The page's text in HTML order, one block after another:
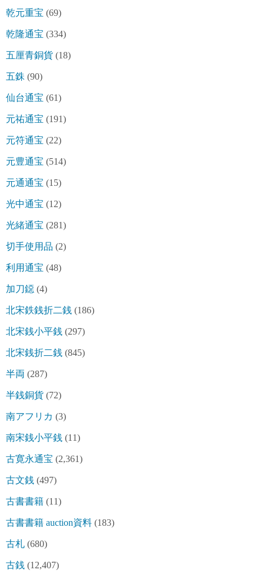
乾元重宝 (69)
乾隆通宝 (334)
五厘青銅貨 (18)
五銖 (90)
仙台通宝 (61)
元祐通宝 (191)
元符通宝 (22)
元豊通宝 (514)
元通通宝 (15)
光中通宝 (12)
光緒通宝 (281)
切手使用品 (2)
利用通宝 (48)
加刀鐚 (4)
北宋鉄銭折二銭 (186)
北宋銭小平銭 (297)
北宋銭折二銭 (845)
半両 (287)
半銭銅貨 (72)
南アフリカ (3)
南宋銭小平銭 (11)
古寛永通宝 (2,361)
古文銭 (497)
古書書籍 (11)
古書書籍 auction資料 (183)
古札 (680)
古銭 (12,407)